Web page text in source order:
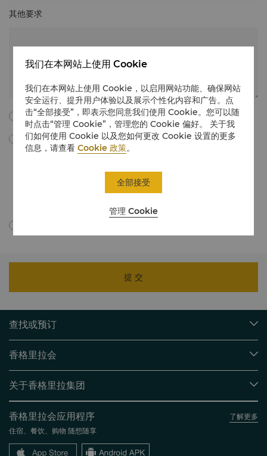
其他要求
我同意以下所有的条款与细则。
勾选此框，我同意通过电子邮件接收由“香格里拉国际酒店管理有限公
司”所提供的会议与宴会营销材料、促销信息、更新等。我理解，我可以
unsubscribe@shangri-la.com上取消订阅，随时撤回我的同意。
如需详细了解，我们如何处理您的个人数据，请点击此处查看我们的
提 交
查找或预订
查找预订
餐厅与酒吧
香格里拉会
加入香格里拉会
常见问题
联络我们
关于香格里拉集团
我们的酒店品牌
香格里拉中心
香格里拉公寓
职业发展
企业社会责任
新闻稿
香格里拉会应用程序
了解更多
住宿、餐饮、购物 随想随享
我们在本网站上使用 Cookie
我们在本网站上使用 Cookie，以启用网站功能、确保网站
安全运行、提升用户体验以及展示个性化内容和广告。点
击“全部接受”，即表示您同意我们使用 Cookie。您可以随
时点击“管理 Cookie”，管理您的 Cookie 偏好。 关于我
们如何使用 Cookie 以及您如何更改 Cookie 设置的更多
信息，请查看Cookie 政策。
管理 Cookie
全部接受